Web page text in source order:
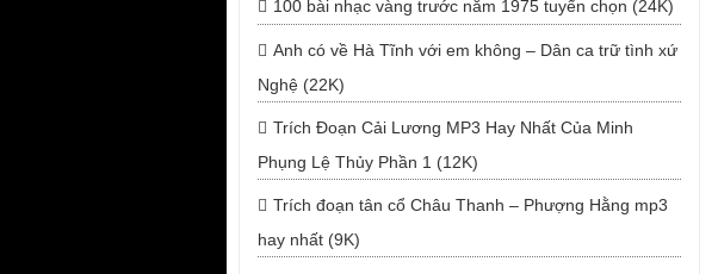
100 bài nhạc vàng trước năm 1975 tuyển chọn (24K)
Anh có về Hà Tĩnh với em không – Dân ca trữ tình xứ
Nghệ (22K)
Trích Đoạn Cải Lương MP3 Hay Nhất Của Minh
Phụng Lệ Thủy Phần 1 (12K)
Trích đoạn tân cổ Châu Thanh – Phượng Hằng mp3
hay nhất (9K)